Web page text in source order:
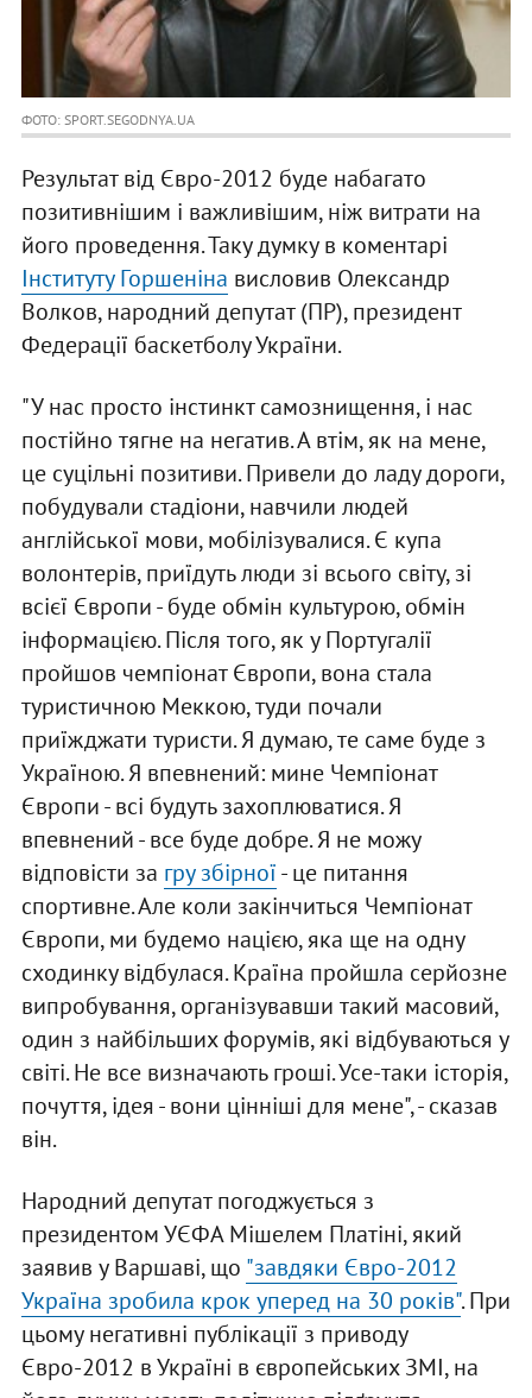
ФОТО: SPORT.SEGODNYA.UA
Результат від Євро-2012 буде набагато
позитивнішим і важливішим, ніж витрати на
його проведення. Таку думку в коментарі
Інституту Горшеніна висловив Олександр
Волков, народний депутат (ПР), президент
Федерації баскетболу України.
"У нас просто інстинкт самознищення, і нас
постійно тягне на негатив. А втім, як на мене,
це суцільні позитиви. Привели до ладу дороги,
побудували стадіони, навчили людей
англійської мови, мобілізувалися. Є купа
волонтерів, приїдуть люди зі всього світу, зі
всієї Європи - буде обмін культурою, обмін
інформацією. Після того, як у Португалії
пройшов чемпіонат Європи, вона стала
туристичною Меккою, туди почали
приїжджати туристи. Я думаю, те саме буде з
Україною. Я впевнений: мине Чемпіонат
Європи - всі будуть захоплюватися. Я
впевнений - все буде добре. Я не можу
відповісти за гру збірної- це питання
спортивне. Але коли закінчиться Чемпіонат
Європи, ми будемо нацією, яка ще на одну
сходинку відбулася. Країна пройшла серйозне
випробування, організувавши такий масовий,
один з найбільших форумів, які відбуваються у
світі. Не все визначають гроші. Усе-таки історія,
почуття, ідея - вони цінніші для мене", - сказав
він.
Народний депутат погоджується з
президентом УЄФА Мішелем Платіні, який
заявив у Варшаві, що "завдяки Євро-2012
Україна зробила крок уперед на 30 років". При
цьому негативні публікації з приводу
Євро-2012 в Україні в європейських ЗМІ, на